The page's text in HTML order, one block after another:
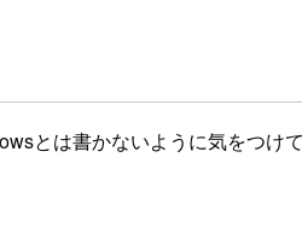
とは書かないように気をつけ